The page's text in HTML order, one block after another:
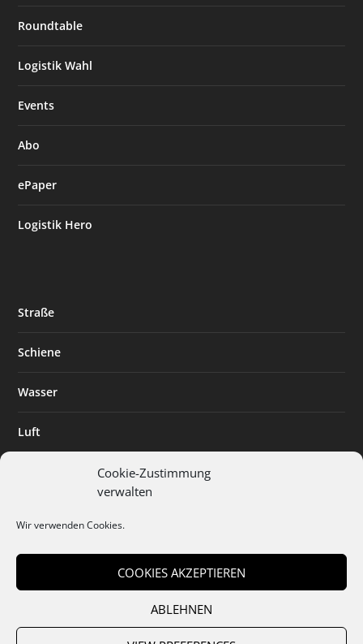
Cookie-Zustimmung
verwalten
Wir verwenden Cookies.
COOKIES AKZEPTIEREN
ABLEHNEN
Roundtable
Logistik Wahl
Events
Abo
ePaper
Logistik Hero
Straße
Schiene
Wasser
Luft
Digitalisierung
Mediadaten Cookies Datenschutz